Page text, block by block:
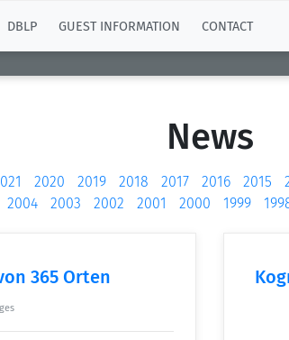
DBLP GUEST INFORMATION CONTACT
News
2020 2019 2018 2017 2016 2015
2004
2003 2002 2001 2000 1999
365 Orten